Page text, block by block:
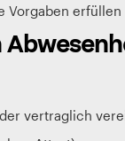
erfüllen
vertraglich